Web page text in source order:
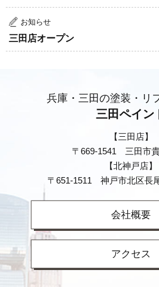
お知らせ
三田店オープン
兵庫・三田の塗装・リ
三田ペイン
【三田店】
〒669-1541 三田市
【北神戸店】
〒651-1511 神戸市北区長
会社概要
アクセス